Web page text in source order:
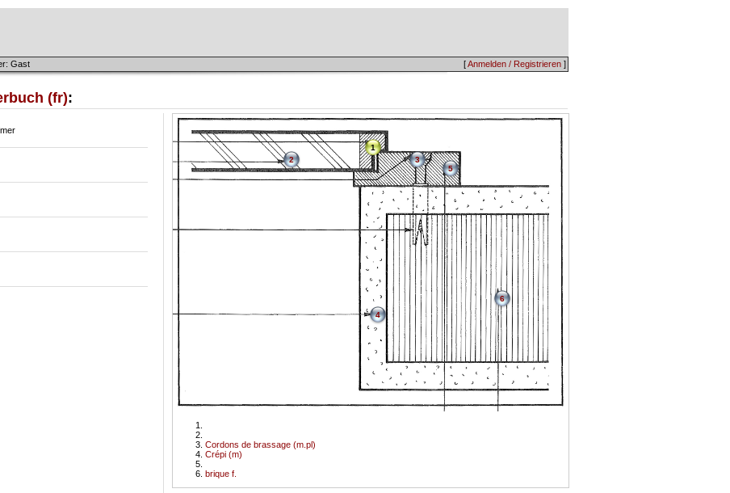
[Anmelden / Registrieren ]
Gast
(fr):
1
2
Cordons de brassage (m.pl)
3
Crépi (m)
4
5
brique f.
6